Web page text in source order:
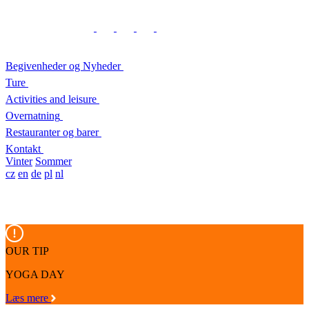
Begivenheder og Nyheder
Ture
Activities and leisure
Overnatning
Restauranter og barer
Kontakt
Vinter Sommer
cz en de pl nl
OUR TIP
YOGA DAY
Læs mere